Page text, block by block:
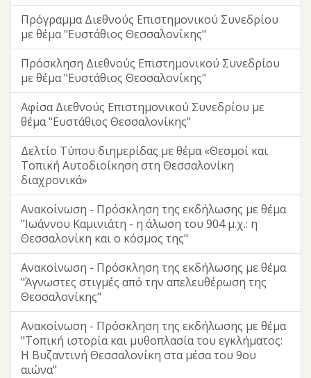
Πρόγραμμα Διεθνούς Επιστημονικού Συνεδρίου
με θέμα "Ευστάθιος Θεσσαλονίκης"
Πρόσκληση Διεθνούς Επιστημονικού Συνεδρίου
με θέμα "Ευστάθιος Θεσσαλονίκης"
Αφίσα Διεθνούς Επιστημονικού Συνεδρίου με
θέμα "Ευστάθιος Θεσσαλονίκης"
Δελτίο Τύπου διημερίδας με θέμα «Θεσμοί και
Τοπική Αυτοδιοίκηση στη Θεσσαλονίκη
διαχρονικά»
Ανακοίνωση - Πρόσκληση της εκδήλωσης με θέμα
"Ιωάννου Καμινιάτη - η άλωση του 904 μ.χ.: η
Θεσσαλονίκη και ο κόσμος της"
Ανακοίνωση - Πρόσκληση της εκδήλωσης με θέμα
"Άγνωστες στιγμές από την απελευθέρωση της
Θεσσαλονίκης"
Ανακοίνωση - Πρόσκληση της εκδήλωσης με θέμα
"Τοπική ιστορία και μυθοπλασία του εγκλήματος:
Η Βυζαντινή Θεσσαλονίκη στα μέσα του 9ου
αιώνα"